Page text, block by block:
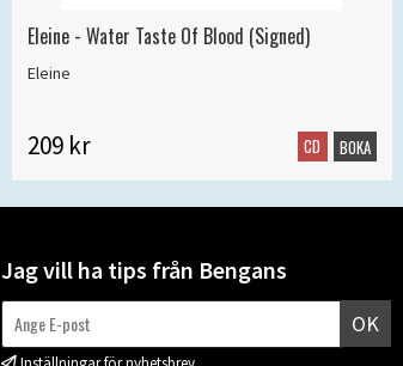
Eleine - Water Taste Of Blood (Signed)
Eleine
209 kr CD BOKA
Jag vill ha tips från Bengans
OK